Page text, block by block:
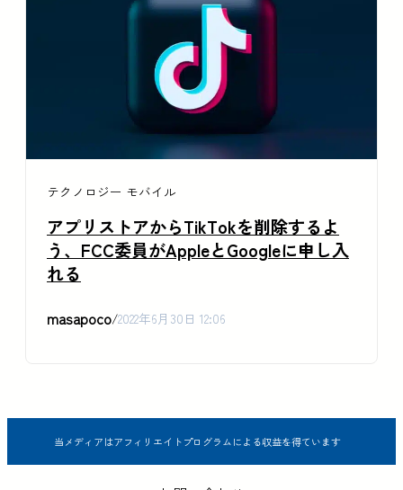
テクノロジー モバイル
アプリストアからTikTokを削除するよ
う、FCC委員がAppleとGoogleに申し入
れる
masapoco/2022年6月30日 12:06
当メディアはアフィリエイトプログラムによる収益を得ています